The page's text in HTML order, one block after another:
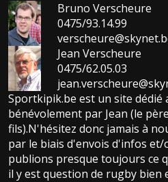
Bruno Verscheure
0475/93.14.99
Jean Verscheure
0475/62.05.03
Sportkipik.be est un site dédié
bénévolement par Jean (le
fils).N'hésitez donc jamais à
par le biais d'envois d'infos
publions presque toujours ce
il y est question de rugby bien